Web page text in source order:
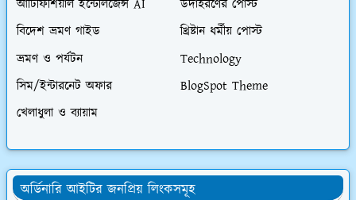
আর্টিফিশিয়াল ইন্টেলিজেন্স AI
উদাহরণের পোস্ট
বিদেশ ভ্রমণ গাইড
খ্রিষ্টান ধর্মীয় পোস্ট
ভ্রমণ ও পর্যটন
Technology
সিম/ইন্টারনেট অফার
BlogSpot Theme
খেলাধুলা ও ব্যায়াম
অর্ডিনারি আইটির জনপ্রিয় লিংকসমূহ